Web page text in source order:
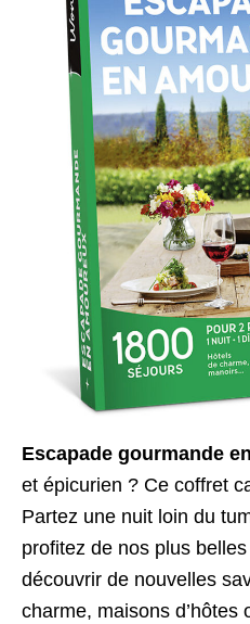
Escapade gourmande
et épicurien ? Ce coffret
Partez une nuit loin du
profitez de nos plus
découvrir de nouvelles
charme, maisons d’hôtes